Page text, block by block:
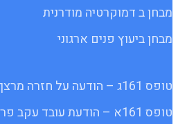
מבחן ב דמוקרטיה מודרנית
מבחן ביעוץ פנים ארגוני
טופס 161ג – הודעה על חזרה מרצף פיצויים / קיצבה
טופס 161א – הודעת עובד עקב פרישה מעבודה